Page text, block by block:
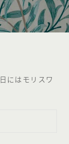
にはモリスワ